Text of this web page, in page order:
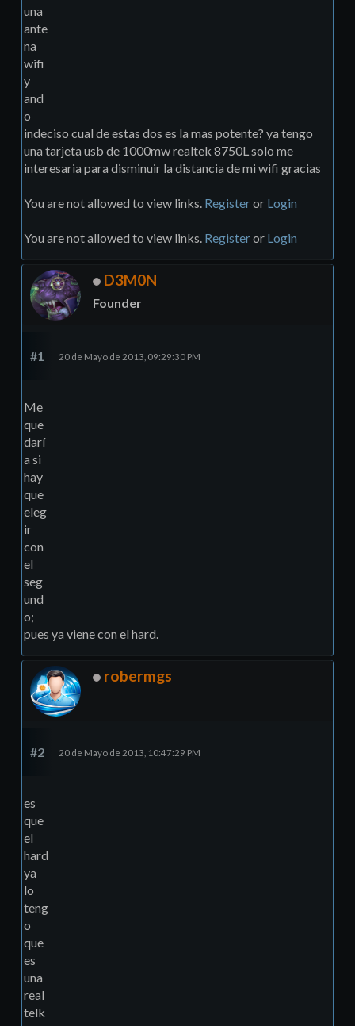
una
ante
na
wifi
y
and
o
indeciso cual de estas dos es la mas potente? ya tengo
una tarjeta usb de 1000mw realtek 8750L solo me
interesaria para disminuir la distancia de mi wifi gracias
You are not allowed to view links. Registeror Login
You are not allowed to view links. Registeror Login
D3M0N
Founder
#1 20 de Mayo de 2013, 09:29:30 PM
Me
que
darí
a si
hay
que
eleg
ir
con
el
seg
und
o;
pues ya viene con el hard.
robermgs
#2 20 de Mayo de 2013, 10:47:29 PM
es
que
el
hard
ya
lo
teng
o
que
es
una
real
telk